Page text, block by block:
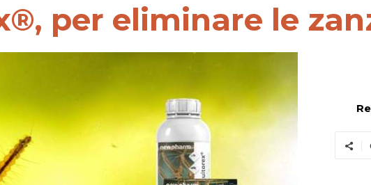
per eliminare le